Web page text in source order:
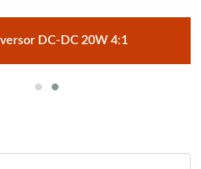
DC-DC 20W 4:1